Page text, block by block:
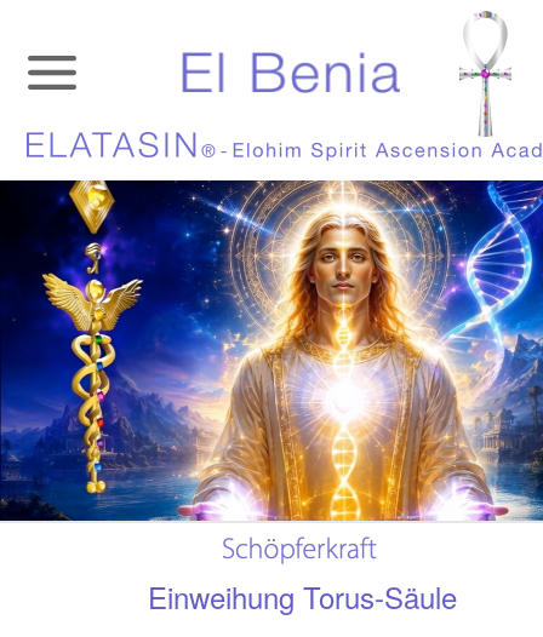
Einweihung Torus-Säule